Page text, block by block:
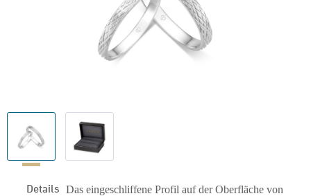
Details Das eingeschliffene Profil auf der Oberfläche von